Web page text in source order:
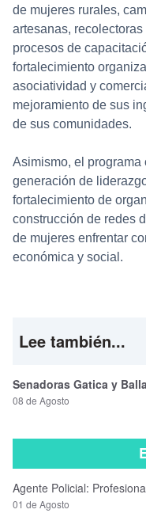
de mujeres rurales,
artesanas,
procesos de
fortalecimiento
asociatividad y
mejoramiento de sus
de sus comunidades.
Asimismo, el programa
generación de
fortalecimiento de
construcción de redes
de mujeres enfrentar
económica y social.
Lee también...
Senadoras Gatica y
08 de Agosto
Agente Policial:
01 de Agosto